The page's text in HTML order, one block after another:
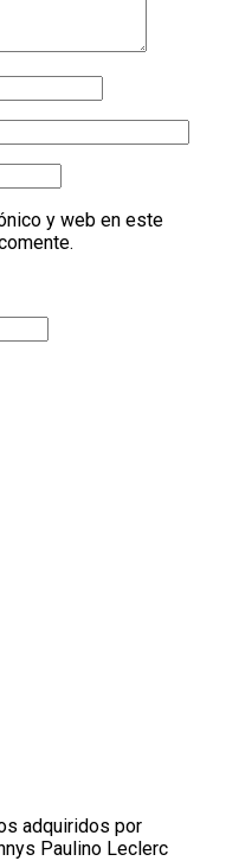
y web en este
adquiridos por
Paulino Leclerc